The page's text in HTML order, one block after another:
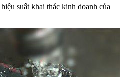
suất khai thác kinh doanh của